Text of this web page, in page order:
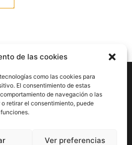
de las cookies
como las cookies para
El consentimiento de estas
de navegación o las
retirar el consentimiento, puede
Ver preferencias